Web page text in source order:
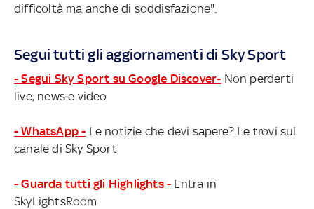
difficoltà ma anche di soddisfazione".
Segui tutti gli aggiornamenti di Sky Sport
- Segui Sky Sport su Google Discover- Non perderti
live, news e video
- WhatsApp - Le notizie che devi sapere? Le trovi sul
canale di Sky Sport
- Guarda tutti gli Highlights - Entra in
SkyLightsRoom